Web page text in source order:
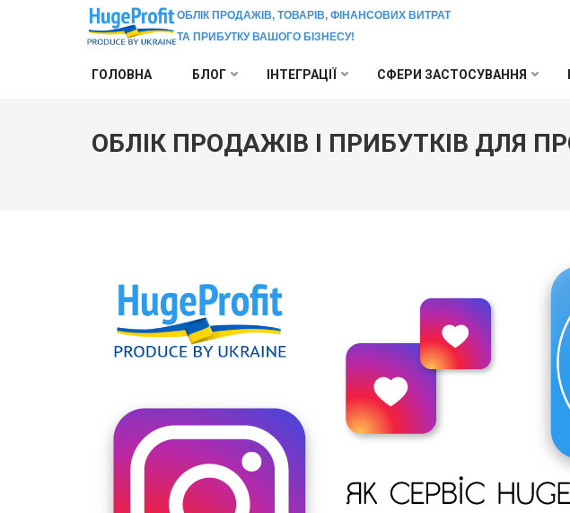
ОБЛІК ПРОДАЖІВ, ТОВАРІВ, ФІНАНСОВИХ ВИТРАТ
ТА ПРИБУТКУ ВАШОГО БІЗНЕСУ!
ГОЛОВНА БЛОГ ІНТЕГРАЦІЇ СФЕРИ ЗАСТОСУВАННЯ
ОБЛІК ПРОДАЖІВ І ПРИБУТКІВ ДЛЯ